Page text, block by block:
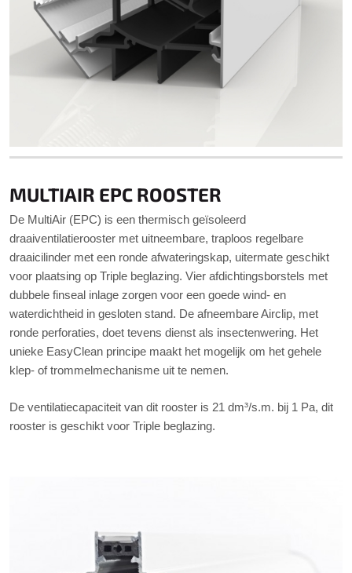
MULTIAIR EPC ROOSTER
De MultiAir (EPC) is een thermisch geïsoleerd
draaiventilatierooster met uitneembare, traploos regelbare
draaicilinder met een ronde afwateringskap, uitermate geschikt
voor plaatsing op Triple beglazing. Vier afdichtingsborstels met
dubbele finseal inlage zorgen voor een goede wind- en
waterdichtheid in gesloten stand. De afneembare Airclip, met
ronde perforaties, doet tevens dienst als insectenwering. Het
unieke EasyClean principe maakt het mogelijk om het gehele
klep- of trommelmechanisme uit te nemen.
De ventilatiecapaciteit van dit rooster is 21 dm³/s.m. bij 1 Pa, dit
rooster is geschikt voor Triple beglazing.